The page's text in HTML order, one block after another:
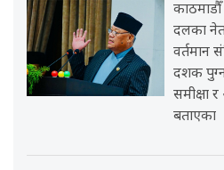
दलका
वर्तमान
दशक
समीक्षा
बताएका